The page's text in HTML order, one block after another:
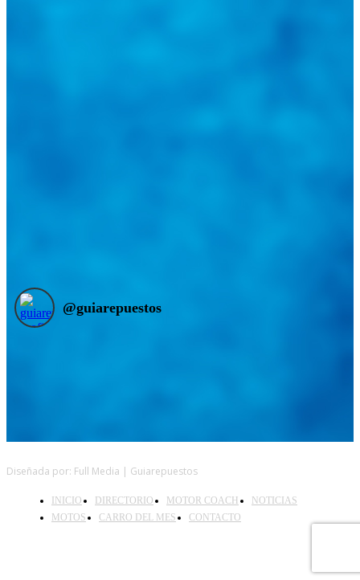
@guiarepuestos
Diseñada por: Full Media | Guiarepuestos
INICIO DIRECTORIO MOTOR COACH
NOTICIAS
MOTOS
CARRO DEL MES CONTACTO